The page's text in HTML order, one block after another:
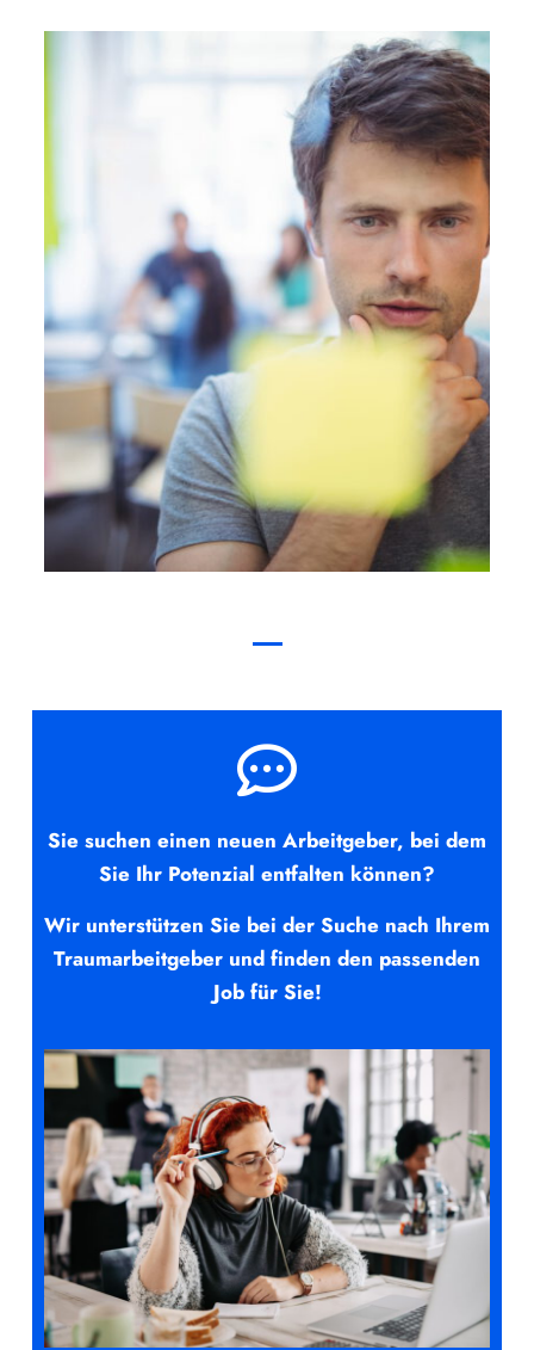
Sie suchen einen neuen Arbeitgeber, bei dem
Sie Ihr Potenzial entfalten können?
Wir unterstützen Sie bei der Suche nach Ihrem
Traumarbeitgeber und finden den passenden
Job für Sie!